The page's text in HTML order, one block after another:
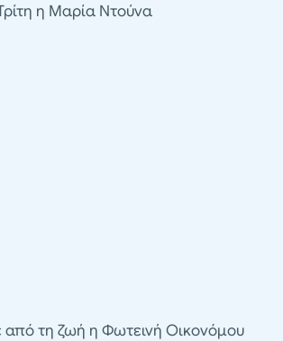
η Μαρία Ντούνα
από τη ζωή η Φωτεινή Οικονόμου